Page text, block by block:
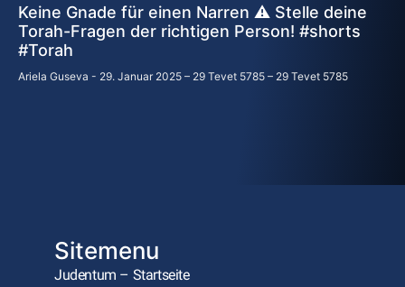
Keine Gnade für einen Narren ⚠️ Stelle deine
Torah-Fragen der richtigen Person! #shorts
#Torah
Ariela Guseva 29. Januar 2025 – 29 Tevet 5785 – 29 Tevet 5785
Sitemenu
Judentum – Startseite